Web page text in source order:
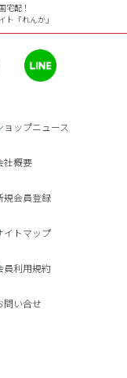
宅配！
ト「れんか」
ョップニュース
社概要
規会員登録
イトマップ
員利用規約
問い合せ